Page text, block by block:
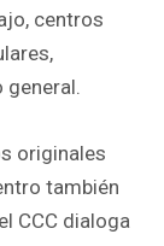
centros
general.
originales
también
CCC dialoga